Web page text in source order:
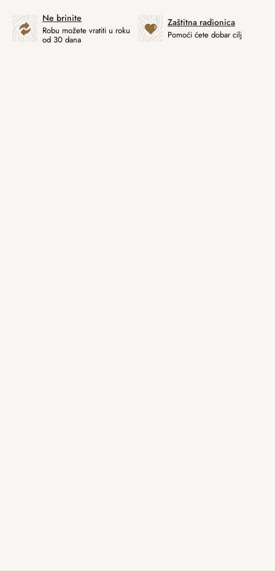
Ne brinite
Robu možete vratiti u roku
od 30 dana
Zaštitna radionica
Pomoći ćete dobar cilj